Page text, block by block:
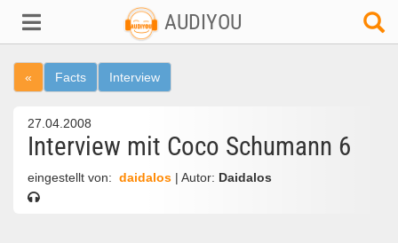
AUDIYOU
« Facts Interview
27.04.2008
Interview mit Coco Schumann 6
eingestellt von: daidalos | Autor: Daidalos